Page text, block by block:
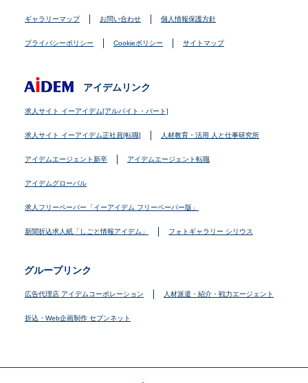
ギャラリーマップ お問い合わせ 個人情報保護方針
プライバシーポリシー Cookieポリシー サイトマップ
アイデムリンク
求人サイト イーアイデム[アルバイト・パート]
求人サイト イーアイデム正社員[転職] 人材教育・活用 人と仕事研究所
アイデムエージェント新卒 アイデムエージェント転職
アイデムグローバル
求人フリーペーパー「イーアイデム フリーペーパー版」
新聞折込求人紙「しごと情報アイデム」 フォトギャラリー シリウス
グループリンク
広告代理店 アイデムコーポレーション 人材派遣・紹介・戦力エージェント
折込・Web企画制作 セブンネット